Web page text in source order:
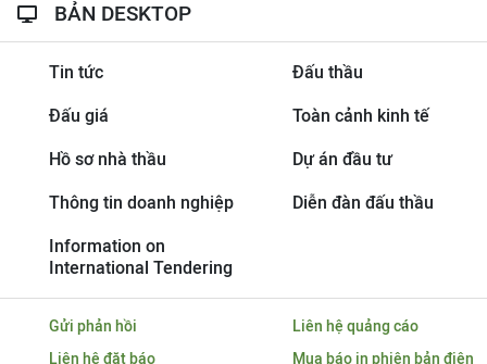
BẢN DESKTOP
Tin tức Đấu thầu
Đấu giá Toàn cảnh kinh tế
Hồ sơ nhà thầu Dự án đầu tư
Thông tin doanh nghiệp Diễn đàn đấu thầu
Information on
International Tendering
Gửi phản hồi
Liên hệ quảng cáo
Liên hệ đặt báo
Mua báo in phiên bản điện